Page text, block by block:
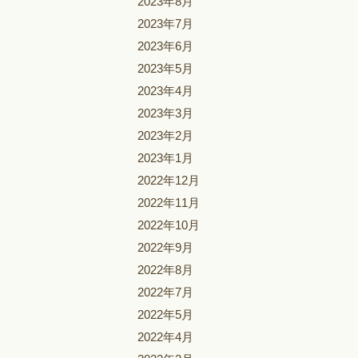
2023年7月
2023年6月
2023年5月
2023年4月
2023年3月
2023年2月
2023年1月
2022年12月
2022年11月
2022年10月
2022年9月
2022年8月
2022年7月
2022年5月
2022年4月